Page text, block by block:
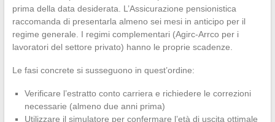
prima della data desiderata. L’Assicurazione pensionistica
raccomanda di presentarla almeno sei mesi in anticipo per il
regime generale. I regimi complementari (Agirc-Arrco per i
lavoratori del settore privato) hanno le proprie scadenze.
Le fasi concrete si susseguono in quest’ordine:
Verificare l’estratto conto carriera e richiedere le correzioni
necessarie (almeno due anni prima)
Utilizzare il simulatore per confermare l’età di uscita ottimale